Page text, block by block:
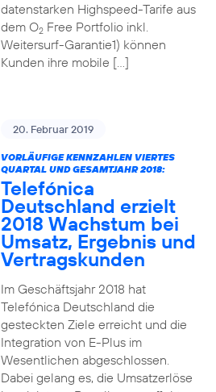
datenstarken Highspeed-Tarife aus
dem O2Free Portfolio inkl.
Weitersurf-Garantie1) können
Kunden ihre mobile […]
20. Februar 2019
VORLÄUFIGE KENNZAHLEN VIERTES
QUARTAL UND GESAMTJAHR 2018:
Telefónica
Deutschland erzielt
2018 Wachstum bei
Umsatz, Ergebnis und
Vertragskunden
Im Geschäftsjahr 2018 hat
Telefónica Deutschland die
gesteckten Ziele erreicht und die
Integration von E-Plus im
Wesentlichen abgeschlossen.
Dabei gelang es, die Umsatzerlöse